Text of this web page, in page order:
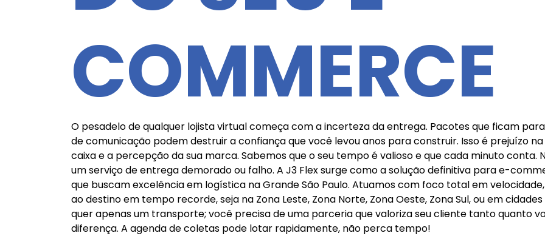
COMMERCE
O pesadelo de qualquer lojista virtual começa com a incerteza da entrega. Pacotes que ficam
de comunicação podem destruir a confiança que você levou anos para construir. Isso é prejuízo
caixa e a percepção da sua marca. Sabemos que o seu tempo é valioso e que cada minuto
um serviço de entrega demorado ou falho. A J3 Flex surge como a solução definitiva para e-
que buscam excelência em logística na Grande São Paulo. Atuamos com foco total em
ao destino em tempo recorde, seja na Zona Leste, Zona Norte, Zona Oeste, Zona Sul, ou em
quer apenas um transporte; você precisa de uma parceria que valoriza seu cliente tanto quanto
diferença. A agenda de coletas pode lotar rapidamente, não perca tempo!